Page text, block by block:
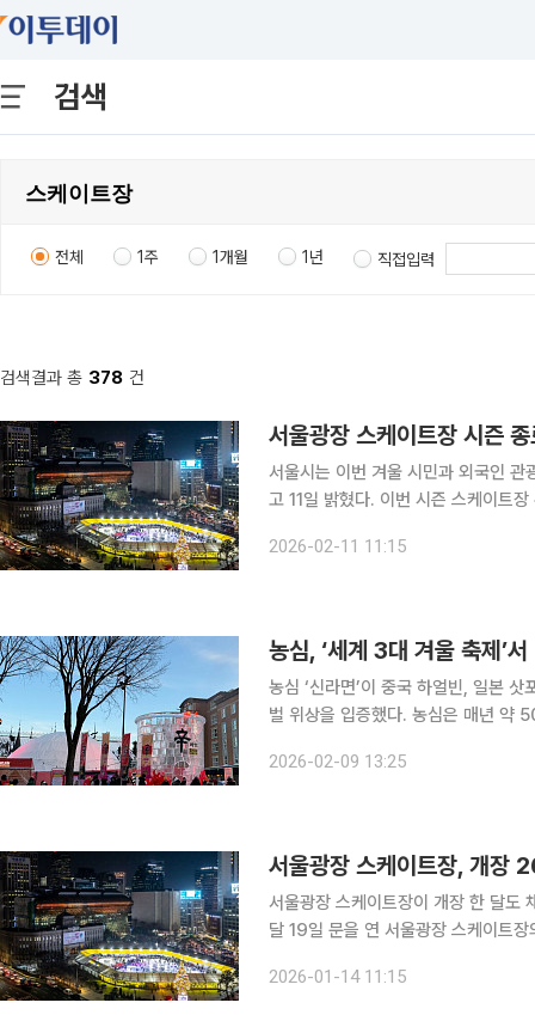
검색
전체 1주 1개월 1년 직접입력
검색결과 총 378 건
서울광장 스케이트장 시즌
서울시는 이번 겨울 시민과 외국인 관
고 11일 밝혔다. 이번 시즌 스케이트장 누적 이용객은 18만701명으로 일평균 3475명이 방문해 지
8098명에서 올해 4만9693명으로
2026-02-11 11:15
농심, ‘세계 3대 겨울 축제’
농심 ‘신라면’이 중국 하얼빈, 일본
벌 위상을 입증했다. 농심은 매년 약 50만 명이 모이는 ‘퀘벡 윈터 카니발’ 메인 광장 중앙에 ‘신라면
축제장의 명물이자 포토존으로 눈길
2026-02-09 13:25
서울광장 스케이트장, 개장
서울광장 스케이트장이 개장 한 달도 채 되
달 19일 문을 연 서울광장 스케이트
은 셈이다. 지난해 일평균 이용객
2026-01-14 11:15